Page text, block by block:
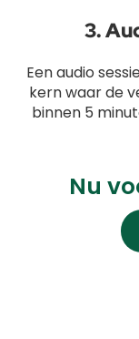
3.
Een audio
kern waar de
binnen 5
Nu